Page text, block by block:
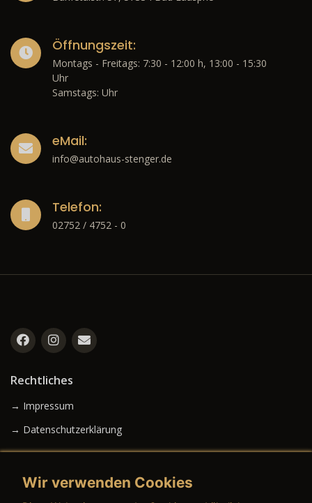
Öffnungszeit:
Montags - Freitags: 7:30 - 12:00 h, 13:00 - 15:30
Uhr
Samstags: Uhr
eMail:
info@autohaus-stenger.de
Telefon:
02752 / 4752 - 0
Rechtliches
→ Impressum
→ Datenschutzerklärung
Wir verwenden Cookies